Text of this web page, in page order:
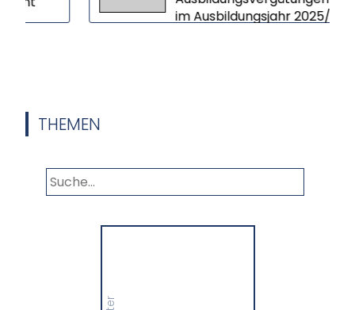
im Ausbildungsjahr 2025/26 im
THEMEN
Gewerbethemen. Bleiben